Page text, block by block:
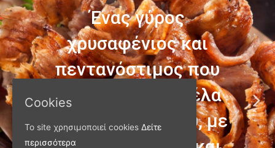
Cookies
Το site χρησιμοποιεί cookies Δείτε
περισσότερα